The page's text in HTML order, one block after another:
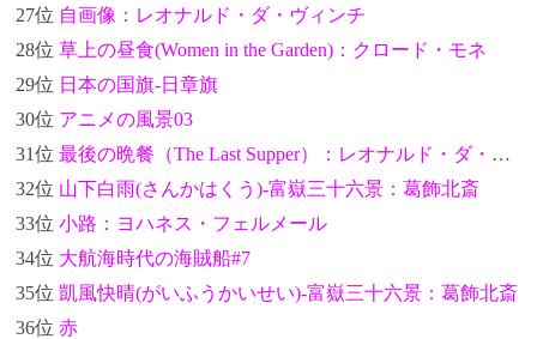
27位 自画像：レオナルド・ダ・ヴィンチ
28位 草上の昼食(Women in the Garden)：クロード・モネ
29位 日本の国旗-日章旗
30位 アニメの風景03
31位 最後の晩餐（The Last Supper）：レオナルド・ダ・ヴィンチ
32位 山下白雨(さんかはくう)-富嶽三十六景：葛飾北斎
33位 小路：ヨハネス・フェルメール
34位 大航海時代の海賊船#7
35位 凱風快晴(がいふうかいせい)-富嶽三十六景：葛飾北斎
36位 赤